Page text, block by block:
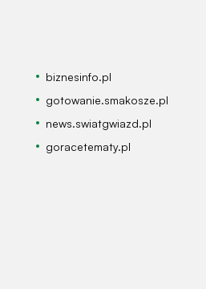
biznesinfo.pl
gotowanie.smakosze.pl
news.swiatgwiazd.pl
goracetematy.pl